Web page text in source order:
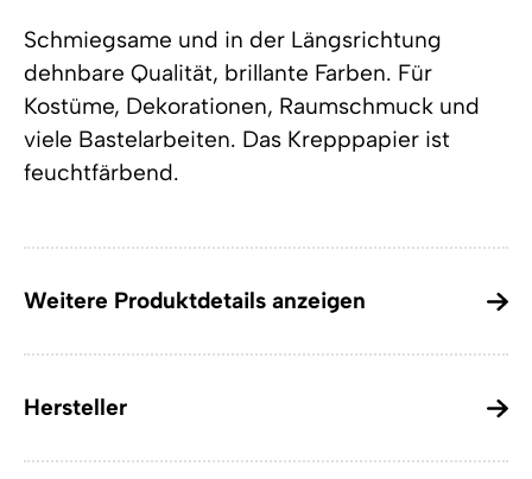
Schmiegsame und in der Längsrichtung
dehnbare Qualität, brillante Farben. Für
Kostüme, Dekorationen, Raumschmuck und
viele Bastelarbeiten. Das Krepppapier ist
feuchtfärbend.
Weitere Produktdetails anzeigen
Hersteller